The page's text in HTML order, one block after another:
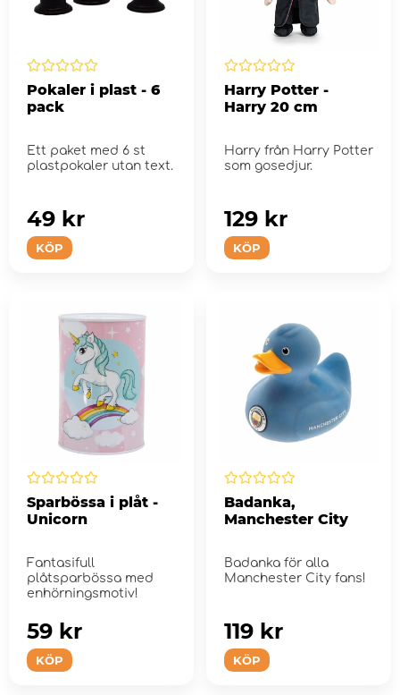
Pokaler i plast - 6
pack
Ett paket med 6 st
plastpokaler utan text.
KÖP
49 kr
Harry Potter -
Harry 20 cm
Harry från Harry Potter
som gosedjur.
KÖP
129 kr
Sparbössa i plåt -
Unicorn
Fantasifull
plåtsparbössa med
enhörningsmotiv!
KÖP
59 kr
Badanka,
Manchester City
Badanka för alla
Manchester City fans!
KÖP
119 kr